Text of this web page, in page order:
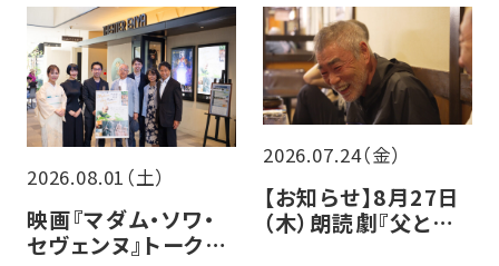
2026.08.01（土）
映画『マダム・ソワ・
セヴェンヌ』トークイ
2026.07.24（金）
【お知らせ】8月27日
（木）朗読劇『父と暮